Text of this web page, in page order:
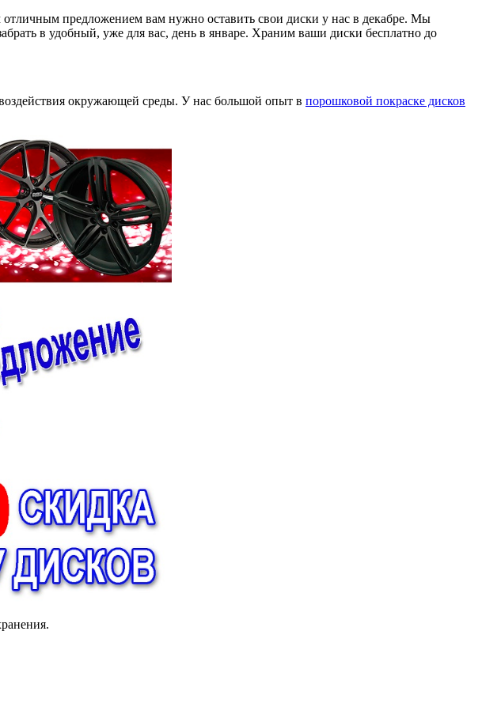
предложением вам нужно оставить свои диски у нас в декабре. Мы
в удобный, уже для вас, день в январе. Храним ваши диски бесплатно до
окружающей среды. У нас большой опыт в порошковой покраске дисков